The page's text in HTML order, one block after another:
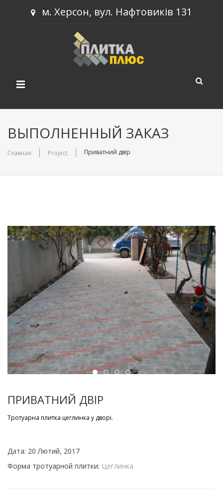
м. Херсон, вул. Нафтовиків 131
Тротуарна плитка
RU
ВЫПОЛНЕННЫЙ ЗАКАЗ
Главная Project Приватний двір
ПРИВАТНИЙ ДВІР
Тротуарна плитка цеглинка у дворі.
Дата: 20 Лютий, 2017
Форма тротуарной плитки: Цеглинка